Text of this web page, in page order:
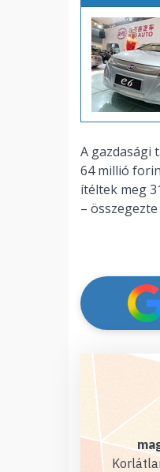
A gazdasági
64 millió
ítéltek meg
– összegezte